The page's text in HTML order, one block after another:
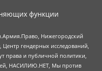
функции
Нижегородский
гендерных исследований,
права и публичной политики,
НАСИЛИЮ.НЕТ, Мы против